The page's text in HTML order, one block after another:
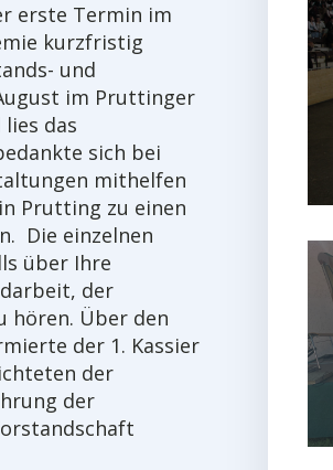
erste Termin im
kurzfristig
und
im Pruttinger
das
sich bei
mithelfen
Prutting zu einen
Die einzelnen
über Ihre
der
hören. Über den
der 1. Kassier
der
der